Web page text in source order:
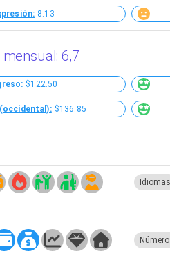
8.13
6,7
$122.50
$136.85
Idiomas